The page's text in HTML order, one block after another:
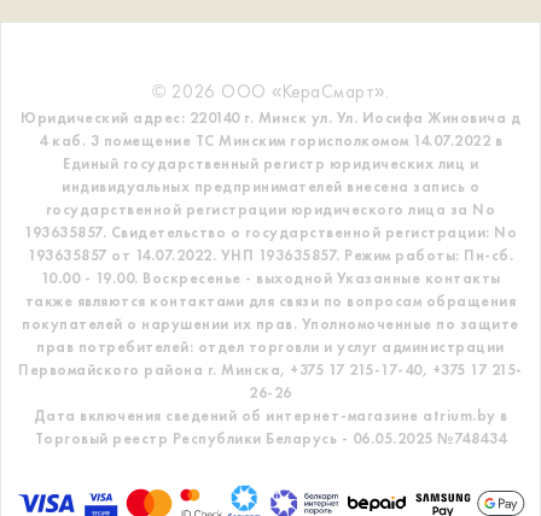
© 2026 ООО «КераСмарт».
Юридический адрес: 220140 г. Минск ул. Ул. Иосифа Жиновича д
4 каб. 3 помещение ТС Минским горисполкомом 14.07.2022 в
Единый государственный регистр юридических лиц и
индивидуальных предпринимателей внесена запись о
государственной регистрации юридического лица за No
193635857. Свидетельство о государственной регистрации: No
193635857 от 14.07.2022. УНП 193635857. Режим работы: Пн-сб.
10.00 - 19.00. Воскресенье - выходной Указанные контакты
также являются контактами для связи по вопросам обращения
покупателей о нарушении их прав. Уполномоченные по защите
прав потребителей: отдел торговли и услуг администрации
Первомайского района г. Минска, +375 17 215-17-40, +375 17 215-
26-26
Дата включения сведений об интернет-магазине atrium.by в
Торговый реестр Республики Беларусь - 06.05.2025 №748434